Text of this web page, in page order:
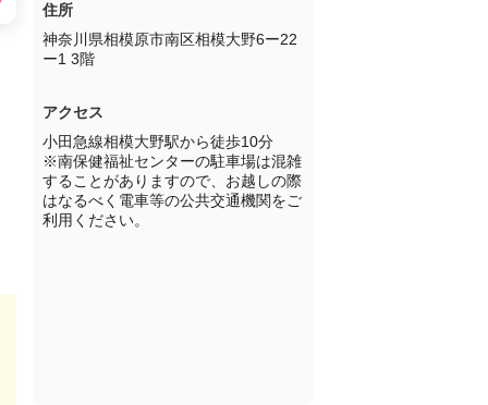
住所
神奈川県相模原市南区相模大野6ー22
ー1 3階
アクセス
小田急線相模大野駅から徒歩10分
※南保健福祉センターの駐車場は混雑
することがありますので、お越しの際
はなるべく電車等の公共交通機関をご
利用ください。